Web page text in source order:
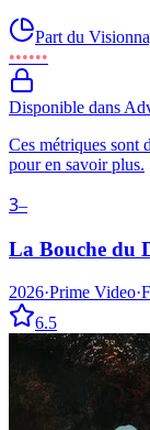
Part du
••••••
Disponible dans
Ces métriques sont
pour en savoir plus.
3–
La Bouche du
2026·Prime Video·
6.5